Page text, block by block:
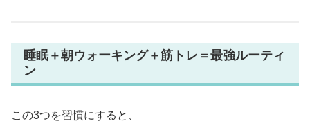
睡眠＋朝ウォーキング＋筋トレ＝最強ルーティ
ン
この3つを習慣にすると、